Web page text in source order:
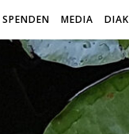
SPENDEN MEDIA